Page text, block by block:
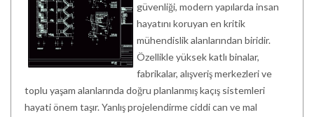
güvenliği, modern yapılarda insan
hayatını koruyan en kritik
mühendislik alanlarından biridir.
Özellikle yüksek katlı binalar,
fabrikalar, alışveriş merkezleri ve
toplu yaşam alanlarında doğru planlanmış kaçış sistemleri
hayati önem taşır. Yanlış projelendirme ciddi can ve mal